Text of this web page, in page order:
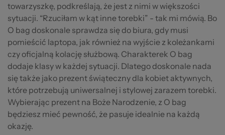
towarzyszkę, podkreślają, że jest z nimi w większości
sytuacji. “Rzuciłam w kąt inne torebki” - tak mi mówią. Bo
O bag doskonale sprawdza się do biura, gdy musi
pomieścić laptopa, jak również na wyjście z koleżankami
czy oficjalną kolację służbową. Charakterek O bag
dodaje klasy w każdej sytuacji. Dlatego doskonale nada
się także jako prezent świąteczny dla kobiet aktywnych,
które potrzebują uniwersalnej i stylowej zarazem torebki.
Wybierając prezent na Boże Narodzenie, z O bag
będziesz mieć pewność, że pasuje idealnie na każdą
okazję.